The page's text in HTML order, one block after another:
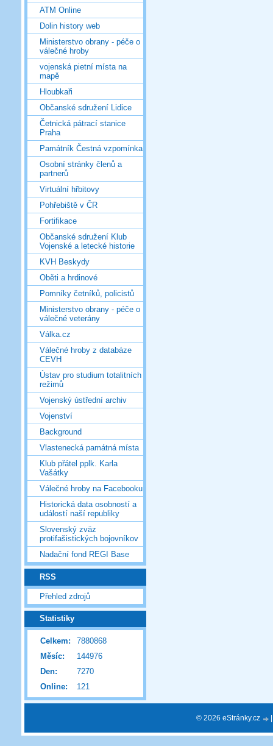
ATM Online
Dolin history web
Ministerstvo obrany - péče o
válečné hroby
vojenská pietní místa na
mapě
Hloubkaři
Občanské sdružení Lidice
Četnická pátrací stanice
Praha
Památník Čestná vzpomínka
Osobní stránky členů a
partnerů
Virtuální hřbitovy
Pohřebiště v ČR
Fortifikace
Občanské sdružení Klub
Vojenské a letecké historie
KVH Beskydy
Oběti a hrdinové
Pomníky četníků, policistů
Ministerstvo obrany - péče o
válečné veterány
Válka.cz
Válečné hroby z databáze
CEVH
Ústav pro studium totalitních
režimů
Vojenský ústřední archiv
Vojenství
Background
Vlastenecká památná místa
Klub přátel pplk. Karla
Vašátky
Válečné hroby na Facebooku
Historická data osobností a
událostí naší republiky
Slovenský zväz
protifašistických bojovníkov
Nadační fond REGI Base
RSS
Přehled zdrojů
Statistiky
Online: 121
Celkem:
7880868
Měsíc:
144976
Den:
7270
© 2026 eStránky.cz